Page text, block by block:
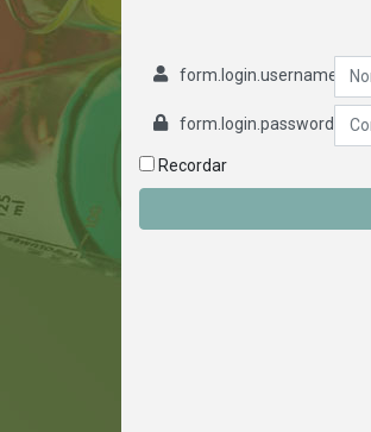
form.login.username
form.login.password
Recordar